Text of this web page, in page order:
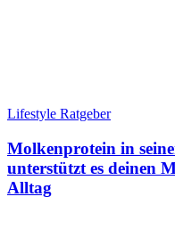
Lifestyle Ratgeber
Molkenprotein in
unterstützt es deinen
Alltag